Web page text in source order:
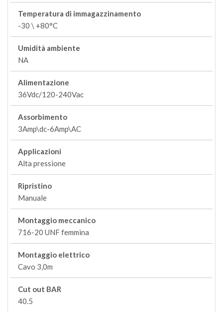
Temperatura di immagazzinamento
-30 \ +80°C
Umidità ambiente
NA
Alimentazione
36Vdc/120-240Vac
Assorbimento
3Amp\dc-6Amp\AC
Applicazioni
Alta pressione
Ripristino
Manuale
Montaggio meccanico
716-20 UNF femmina
Montaggio elettrico
Cavo 3,0m
Cut out BAR
40.5